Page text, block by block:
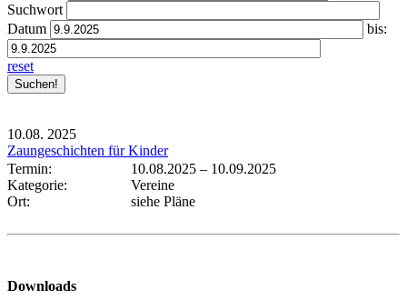
Suchwort
Datum
bis:
reset
10.08. 2025
Zaungeschichten für Kinder
Termin:
10.08.2025 – 10.09.2025
Kategorie:
Vereine
Ort:
siehe Pläne
Downloads